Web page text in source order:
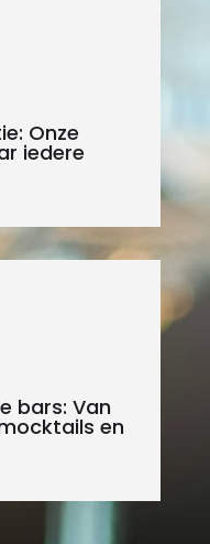
Onze
iedere
bars: Van
en